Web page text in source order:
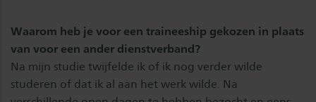
Waarom heb je voor een traineeship gekozen in plaats
van voor een ander dienstverband?
Na mijn studie twijfelde ik of ik nog verder wilde
studeren of dat ik al aan het werk wilde. Na